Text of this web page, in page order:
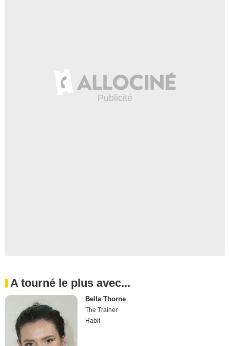
A tourné le plus avec...
Bella Thorne
The Trainer
Habit